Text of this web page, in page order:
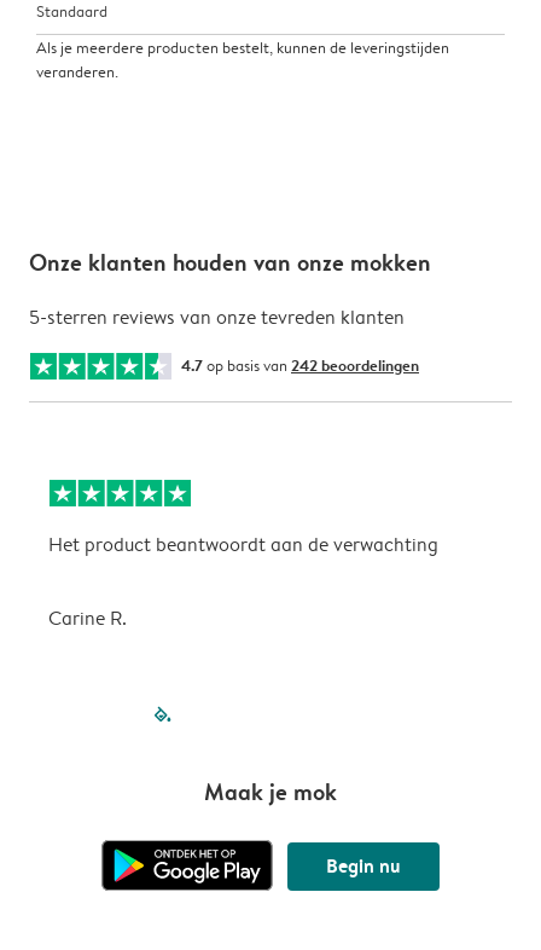
Standaard
Als je meerdere producten bestelt, kunnen de leveringstijden
veranderen.
Onze klanten houden van onze mokken
5-sterren reviews van onze tevreden klanten
4.7op basis van 242 beoordelingen
Het product beantwoordt aan de verwachting
Carine R.
filled-pagination
Maak je mok
Begin nu